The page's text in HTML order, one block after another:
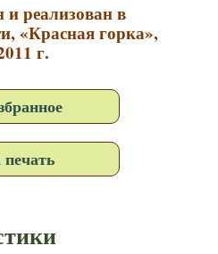
и реализован в
«Красная горка»,
г.